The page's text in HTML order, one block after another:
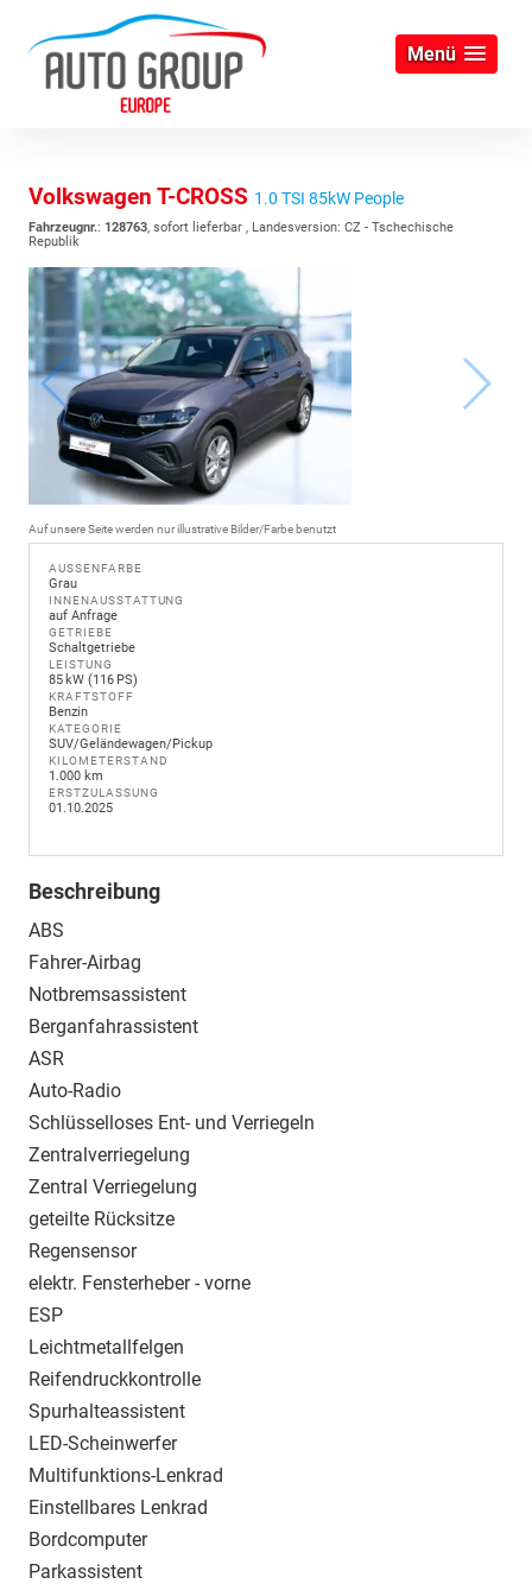
Menü
Volkswagen T-CROSS 1.0 TSI 85kW People
Fahrzeugnr.: 128763, sofort lieferbar , Landesversion: CZ - Tschechische
Republik
Auf unsere Seite werden nur illustrative Bilder/Farbe benutzt
AUSSENFARBE
Grau
INNENAUSSTATTUNG
auf Anfrage
GETRIEBE
Schaltgetriebe
LEISTUNG
85 kW (116 PS)
KRAFTSTOFF
Benzin
KATEGORIE
SUV/Geländewagen/Pickup
KILOMETERSTAND
1.000 km
ERSTZULASSUNG
01.10.2025
Beschreibung
ABS
Fahrer-Airbag
Notbremsassistent
Berganfahrassistent
ASR
Auto-Radio
Schlüsselloses Ent- und Verriegeln
Zentralverriegelung
Zentral Verriegelung
geteilte Rücksitze
Regensensor
elektr. Fensterheber - vorne
ESP
Leichtmetallfelgen
Reifendruckkontrolle
Spurhalteassistent
LED-Scheinwerfer
Multifunktions-Lenkrad
Einstellbares Lenkrad
Bordcomputer
Parkassistent